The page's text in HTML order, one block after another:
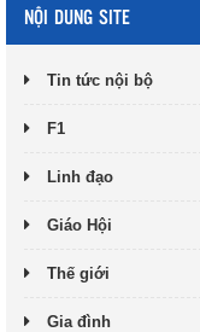
NỘI DUNG SITE
Tin tức nội bộ
F1
Linh đạo
Giáo Hội
Thế giới
Gia đình